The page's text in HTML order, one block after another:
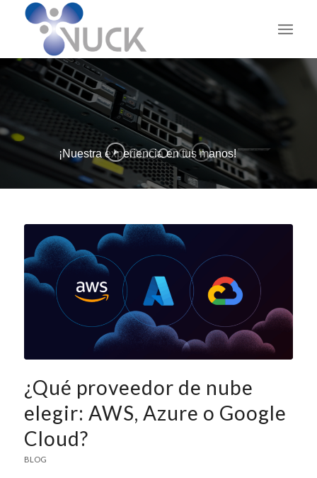
V-TICS
¡Nuestra experiencia en tus manos!
¿Qué proveedor de nube
elegir: AWS, Azure o Google
Cloud?
BLOG